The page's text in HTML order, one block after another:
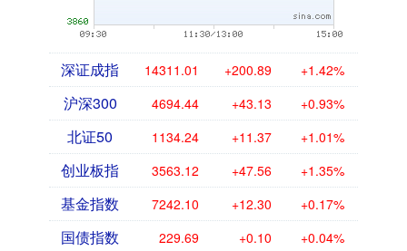
深证成指 14311.01 +200.89 +1.42%
沪深300 4694.44 +43.13 +0.93%
北证50 1134.24 +11.37 +1.01%
创业板指 3563.12 +47.56 +1.35%
基金指数 7242.10 +12.30 +0.17%
国债指数 229.69 +0.10 +0.04%